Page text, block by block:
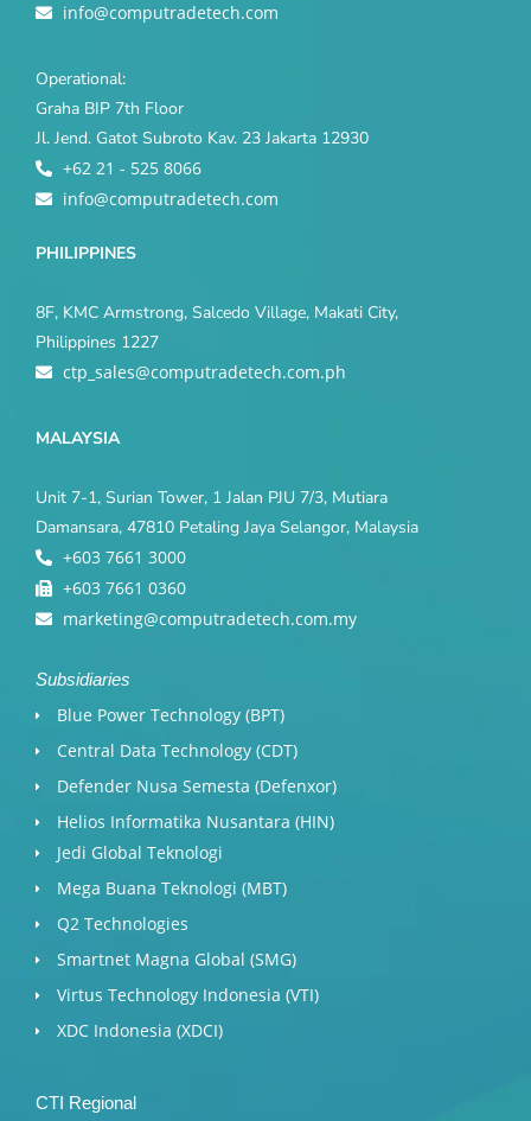
info@computradetech.com
Operational:
Graha BIP 7th Floor
Jl. Jend. Gatot Subroto Kav. 23 Jakarta 12930
+62 21 - 525 8066
info@computradetech.com
PHILIPPINES
8F, KMC Armstrong, Salcedo Village, Makati City,
Philippines 1227
ctp_sales@computradetech.com.ph
MALAYSIA
Unit 7-1, Surian Tower, 1 Jalan PJU 7/3, Mutiara
Damansara, 47810 Petaling Jaya Selangor, Malaysia
+603 7661 3000
+603 7661 0360
marketing@computradetech.com.my
Subsidiaries
Blue Power Technology (BPT)​
Central Data Technology (CDT)
Defender Nusa Semesta (Defenxor)
Helios Informatika Nusantara (HIN)
Jedi Global Teknologi
Mega Buana Teknologi (MBT)
Q2 Technologies
Smartnet Magna Global (SMG)
Virtus Technology Indonesia (VTI)
XDC Indonesia (XDCI)
CTI Regional